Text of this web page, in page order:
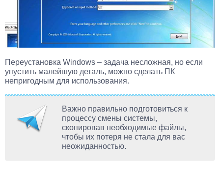
Переустановка Windows – задача несложная, но если
упустить малейшую деталь, можно сделать ПК
непригодным для использования.
Важно правильно подготовиться к
процессу смены системы,
скопировав необходимые файлы,
чтобы их потеря не стала для вас
неожиданностью.